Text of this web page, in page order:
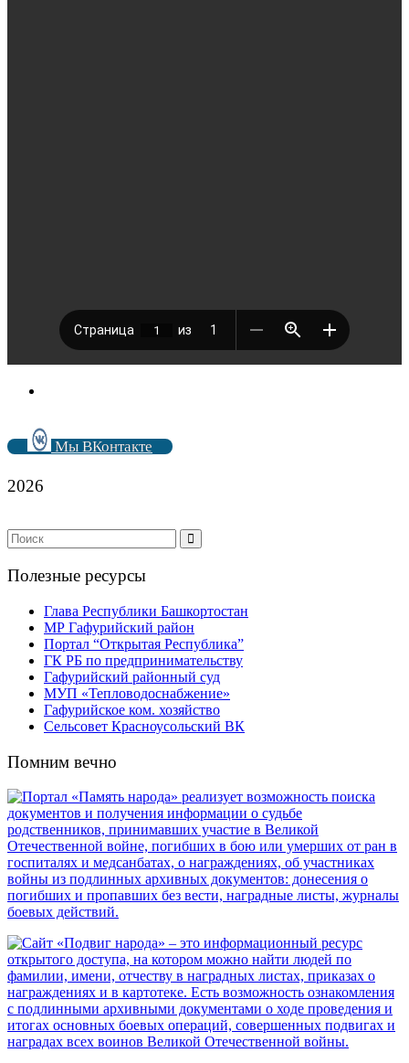
Мы ВКонтакте
2026
Полезные ресурсы
Глава Республики Башкортостан
МР Гафурийский район
Портал “Открытая Республика”
ГК РБ по предпринимательству
Гафурийский районный суд
МУП «Тепловодоснабжение»
Гафурийское ком. хозяйство
Сельсовет Красноусольский ВК
Помним вечно